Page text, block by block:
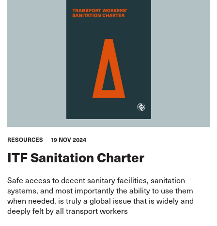
RESOURCES 19 NOV 2024
ITF Sanitation Charter
Safe access to decent sanitary facilities, sanitation
systems, and most importantly the ability to use them
when needed, is truly a global issue that is widely and
deeply felt by all transport workers